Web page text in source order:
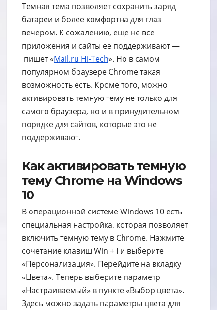
Темная тема позволяет сохранить заряд
батареи и более комфортна для глаз
вечером. К сожалению, еще не все
приложения и сайты ее поддерживают —
пишет «Mail.ru Hi-Tech». Но в самом
популярном браузере Chrome такая
возможность есть. Кроме того, можно
активировать темную тему не только для
самого браузера, но и в принудительном
порядке для сайтов, которые это не
поддерживают.
Как активировать темную
тему Chrome на Windows
10
В операционной системе Windows 10 есть
специальная настройка, которая позволяет
включить темную тему в Chrome. Нажмите
сочетание клавиш Win + I и выберите
«Персонализация». Перейдите на вкладку
«Цвета». Теперь выберите параметр
«Настраиваемый» в пункте «Выбор цвета».
Здесь можно задать параметры цвета для